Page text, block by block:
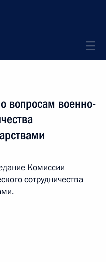
вопросам военно-
Комиссии
сотрудничества